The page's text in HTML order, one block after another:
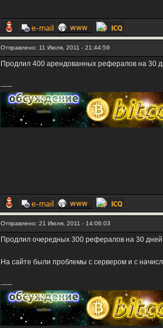
Отправлено: 11 Июля, 2011 - 21:44:59
Продлил 400 арендованных рефералов на 30
-----
Отправлено: 21 Июля, 2011 - 14:06:03
Продлил очередных 300 рефералов на 30
На сайте были проблемы с сервером и с
-----